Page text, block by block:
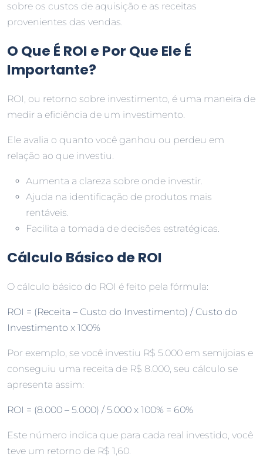
sobre os custos de aquisição e as receitas
provenientes das vendas.
O Que É ROI e Por Que Ele É
Importante?
ROI, ou retorno sobre investimento, é uma maneira de
medir a eficiência de um investimento.
Ele avalia o quanto você ganhou ou perdeu em
relação ao que investiu.
Aumenta a clareza sobre onde investir.
Ajuda na identificação de produtos mais
rentáveis.
Facilita a tomada de decisões estratégicas.
Cálculo Básico de ROI
O cálculo básico do ROI é feito pela fórmula:
ROI = (Receita – Custo do Investimento) / Custo do
Investimento x 100%
Por exemplo, se você investiu R$ 5.000 em semijoias e
conseguiu uma receita de R$ 8.000, seu cálculo se
apresenta assim:
ROI = (8.000 – 5.000) / 5.000 x 100% = 60%
Este número indica que para cada real investido, você
teve um retorno de R$ 1,60.